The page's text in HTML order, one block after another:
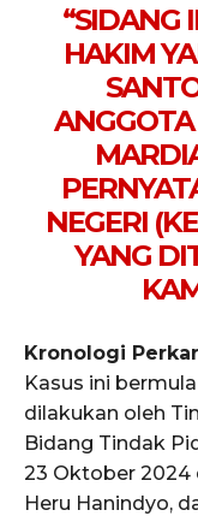
“SIDANG
HAKIM
NEGERI
YANG
Kronologi
Kasus ini
dilakukan oleh
Bidang Tindak
23 Oktober 2024
Heru Hanindyo,